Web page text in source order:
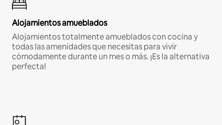
Alojamientos amueblados
Alojamientos totalmente amueblados con cocina y
todas las amenidades que necesitas para vivir
cómodamente durante un mes o más. ¡Es la alternativa
perfecta!